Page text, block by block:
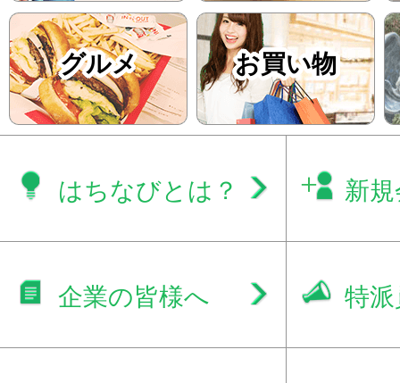
グルメ お買い物
はちなびとは？ 新
企業の皆様へ 特